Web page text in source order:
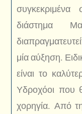
συγκεκριμένα
διάστημα
μία αύξηση.
είναι το
Υδροχόοι που
χορηγία. Από